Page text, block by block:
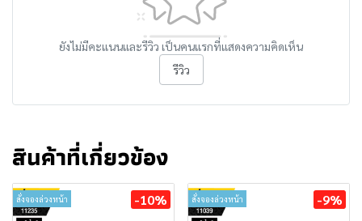
ยังไม่มีคะแนนและรีวิว เป็นคนแรกที่แสดงความคิดเห็น
รีวิว
สินค้าที่เกี่ยวข้อง
สั่งจองล่วงหน้า -10% สั่งจองล่วงหน้า -9%